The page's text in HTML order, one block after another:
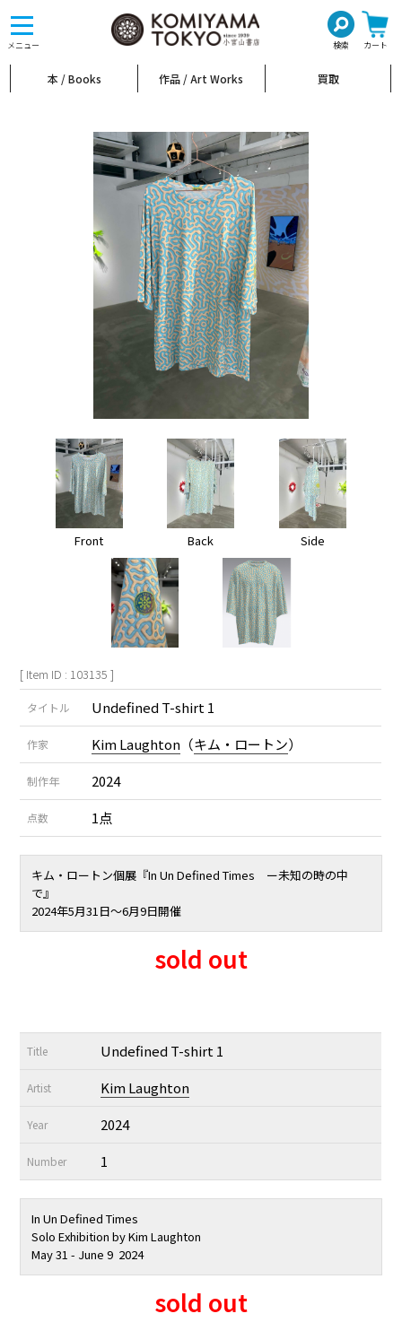
メニュー 検索 カート
toggle
navigation
本 / Books 作品 / Art Works 買取
Front Back Side
[ Item ID : 103135 ]
タイトル Undefined T-shirt 1
作家 Kim Laughton （キム・ロートン）
制作年 2024
点数 1点
キム・ロートン個展『In Un Defined Times ー未知の時の中
で』
2024年5月31日〜6月9日開催
sold out
Title Undefined T-shirt 1
Artist Kim Laughton
Year 2024
Number 1
In Un Defined Times
Solo Exhibition by Kim Laughton
May 31 - June 9 2024
sold out